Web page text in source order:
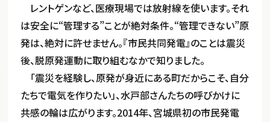
レントゲンなど、医療現場では放射線を使います。それ
は安全に“管理する”ことが絶対条件。“管理できない”原
発は、絶対に許せません。『市民共同発電』のことは震災
後、脱原発運動に取り組むなかで知りました。
「震災を経験し、原発が身近にある町だからこそ、自分
たちで電気を作りたい」、水戸部さんたちの呼びかけに
共感の輪は広がります。2014年、宮城県初の市民発電